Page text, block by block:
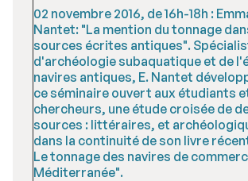
02 novembre 2016, de 16h-18h :
Nantet: "La mention du tonnage
sources écrites antiques".
d'archéologie subaquatique et de
navires antiques, E. Nantet
ce séminaire ouvert aux étudiants
chercheurs, une étude croisée de
sources : littéraires, et
dans la continuité de son livre
Le tonnage des navires de
Méditerranée".